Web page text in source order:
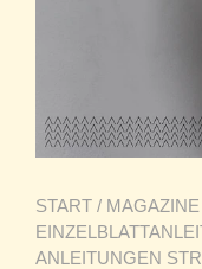
START / MAGAZINE
ANLEITUNGEN